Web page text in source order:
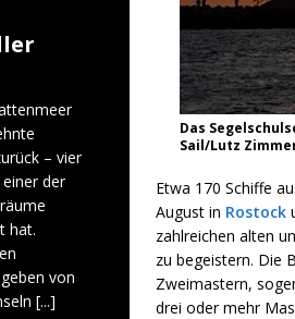
Das
Sail/Lutz
Etwa 170 Schiffe
August in Rostock
zahlreichen alten
zu begeistern. Die
Zweimastern,
drei oder mehr
– vier
der
hat.
von
[...]